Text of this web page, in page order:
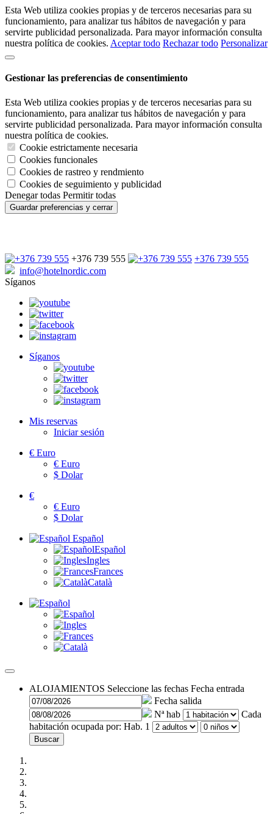
Esta Web utiliza cookies propias y de terceros necesarias para su
funcionamiento, para analizar tus hábitos de navegación y para
servirte publicidad personalizada. Para mayor información consulta
nuestra política de cookies. Aceptar todo Rechazar todo Personalizar
Gestionar las preferencias de consentimiento
Esta Web utiliza cookies propias y de terceros necesarias para su
funcionamiento, para analizar tus hábitos de navegación y para
servirte publicidad personalizada. Para mayor información consulta
nuestra política de cookies.
Cookie estrictamente necesaria
Cookies funcionales
Cookies de rastreo y rendmiento
Cookies de seguimiento y publicidad
Denegar todas Permitir todas
Guardar preferencias y cerrar
+376 739 555
+376 739 555
info@hotelnordic.com
Síganos
Síganos
Mis reservas
Iniciar sesión
€ Euro
€ Euro
$ Dolar
€
€ Euro
$ Dolar
Español
Español
Ingles
Frances
Català
ALOJAMIENTOS Seleccione las fechas Fecha entrada
Fecha salida
Nª hab
Cada
habitación ocupada por: Hab. 1
Buscar